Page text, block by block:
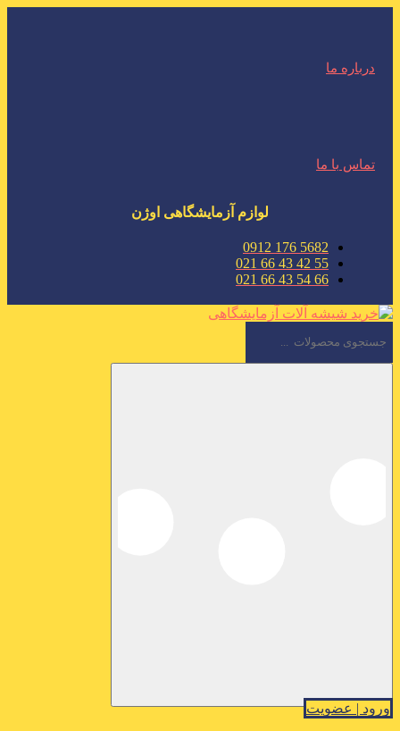
درباره ما
تماس با ما
لوازم آزمایشگاهی اوژن
5682 176 0912
55 42 43 66 021
66 54 43 66 021
ورود | عضویت